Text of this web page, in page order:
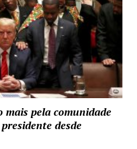
pela comunidade
desde